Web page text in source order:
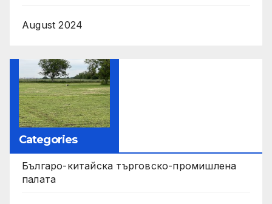
August 2024
Categories
Българо-китайска търговско-промишлена
палата